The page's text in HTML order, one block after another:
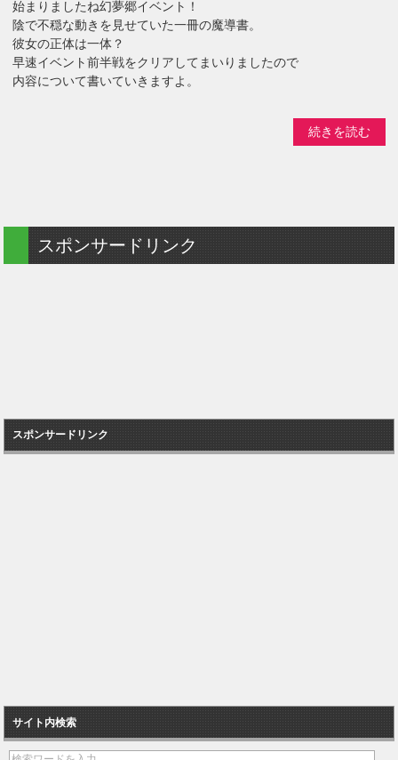
始まりましたね幻夢郷イベント！
陰で不穏な動きを見せていた一冊の魔導書。
彼女の正体は一体？
早速イベント前半戦をクリアしてまいりましたので
内容について書いていきますよ。
続きを読む
スポンサードリンク
スポンサードリンク
サイト内検索